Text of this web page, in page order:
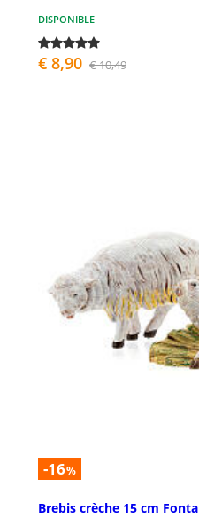
DISPONIBLE
€ 8,90 € 10,49
-16%
Brebis crèche 15 cm